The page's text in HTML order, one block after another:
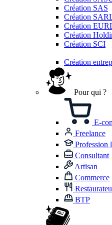
Création SAS
Création
Création
Création
Création SCI
Création
Pour qui ?
E-
Freelance
Profession
Consultant
Artisan
Commerce
BTP